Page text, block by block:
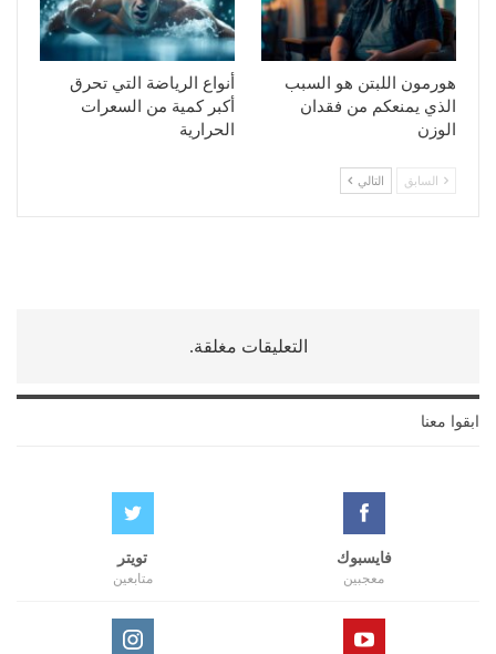
هورمون اللبتن هو السبب
الذي يمنعكم من فقدان
الوزن
أنواع الرياضة التي تحرق
أكبر كمية من السعرات
الحرارية
السابق التالي
التعليقات مغلقة.
ابقوا معنا
فايسبوك
معجبين
تويتر
متابعين